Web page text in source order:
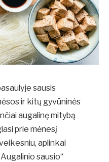
sausis
ir kitų gyvūninės
augalinę mitybą
prie mėnesį
aplinkai
sausio“